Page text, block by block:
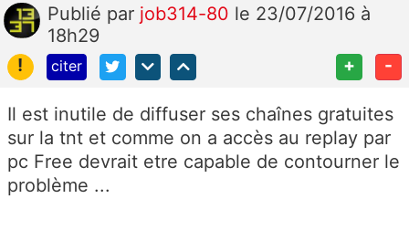
Publié par job314-80 le 23/07/2016 à
18h29
!
citer + -
Il est inutile de diffuser ses chaînes gratuites
sur la tnt et comme on a accès au replay par
pc Free devrait etre capable de contourner le
problème ...